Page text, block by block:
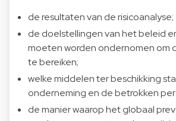
de resultaten van de risicoanalyse;
de doelstellingen van het beleid
moeten worden ondernomen om
te bereiken;
welke middelen ter beschikking
onderneming en de betrokken
de manier waarop het globaal